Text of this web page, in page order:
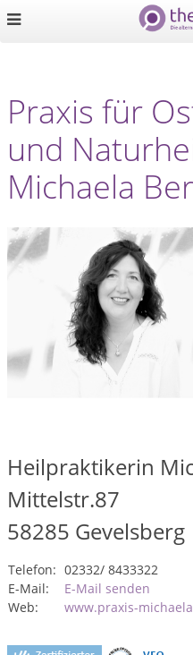
Praxis für
und
Michaela
Heilpraktikerin
Mittelstr.87
58285 Gevelsberg
Telefon: 02332/ 8433322
E-Mail:
E-Mail senden
Web:
www.praxis-